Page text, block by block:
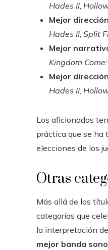
Hades II,
Mejor
Hades II, Split
Mejor
Kingdom
Mejor
Hades II,
Los aficionados
práctica que se ha
elecciones de los
Otras
Más allá de los
categorías que
la interpretación
mejor banda